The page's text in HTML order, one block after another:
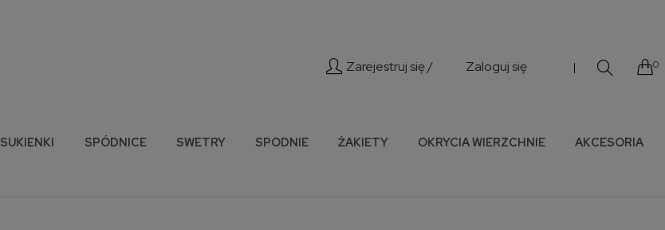
Zarejestruj się / Zaloguj się | 0
SUKIENKI SPÓDNICE SWETRY SPODNIE ŻAKIETY OKRYCIA WIERZCHNIE
AKCESORIA